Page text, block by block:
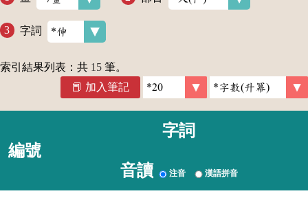
字詞
索引結果列表：共 15 筆。
加入筆記
編號
字詞
音讀 注音 漢語拼音